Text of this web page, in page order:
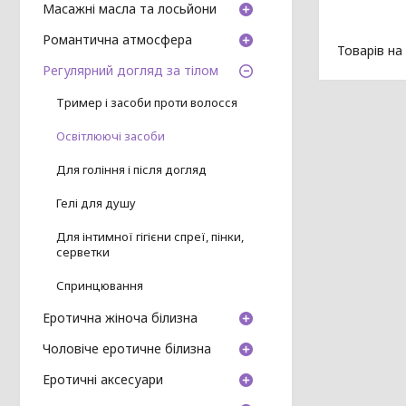
Масажні масла та лосьйони
Романтична атмосфера
Регулярний догляд за тілом
Тример і засоби проти волосся
Освітлюючі засоби
Для гоління і після догляд
Гелі для душу
Для інтимної гігієни спреї, пінки,
серветки
Спринцювання
Еротична жіноча білизна
Чоловіче еротичне білизна
Еротичні аксесуари